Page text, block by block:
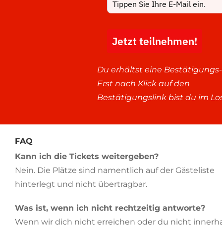
Jetzt teilnehmen!
Du erhältst eine
Erst nach Klick auf den
Bestätigungslink bist du im
FAQ
Kann ich die Tickets weitergeben?
Nein. Die Plätze sind namentlich auf der Gästeliste
hinterlegt und nicht übertragbar.
Was ist, wenn ich nicht rechtzeitig antworte?
Wenn wir dich nicht erreichen oder du nicht